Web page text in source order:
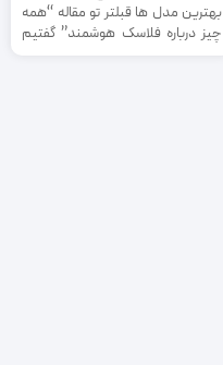
بهترین مدل ها قبلتر تو مقاله “همه
چیز درباره فلاسک هوشمند” گفتیم